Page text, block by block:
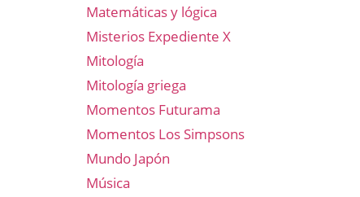
Matemáticas y lógica
Misterios Expediente X
Mitología
Mitología griega
Momentos Futurama
Momentos Los Simpsons
Mundo Japón
Música